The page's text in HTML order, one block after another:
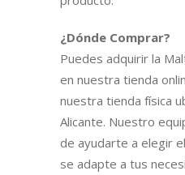
¿Dónde Comprar?
Puedes adquirir la
en nuestra tienda
nuestra tienda física
Alicante. Nuestro
de ayudarte a elegir
se adapte a tus